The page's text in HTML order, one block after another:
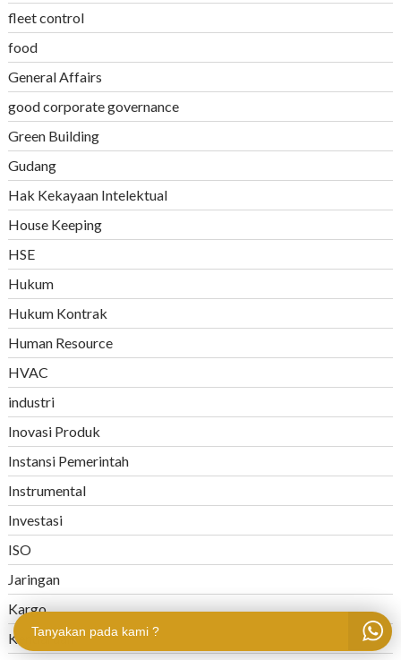
fleet control
food
General Affairs
good corporate governance
Green Building
Gudang
Hak Kekayaan Intelektual
House Keeping
HSE
Hukum
Hukum Kontrak
Human Resource
HVAC
industri
Inovasi Produk
Instansi Pemerintah
Instrumental
Investasi
ISO
Jaringan
Kargo
Kendaraan
Tanyakan pada kami ?